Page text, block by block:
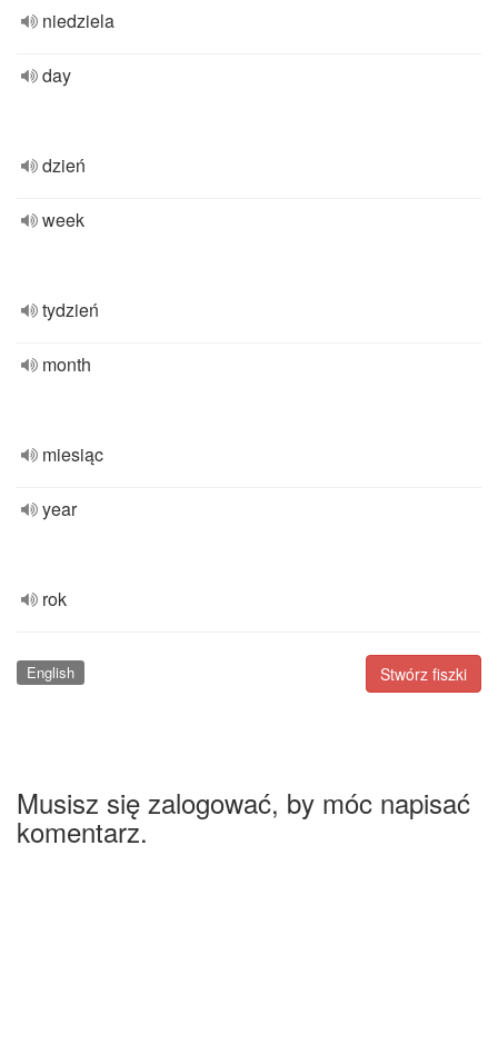
niedziela
day
dzień
week
tydzień
month
miesiąc
year
rok
Stwórz fiszki
English
Musisz się zalogować, by móc napisać
komentarz.